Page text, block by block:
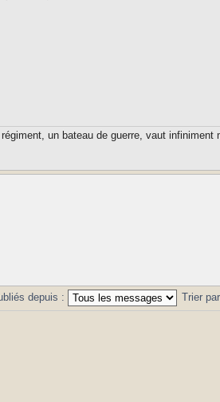
un bateau de guerre, vaut
depuis : Trier par